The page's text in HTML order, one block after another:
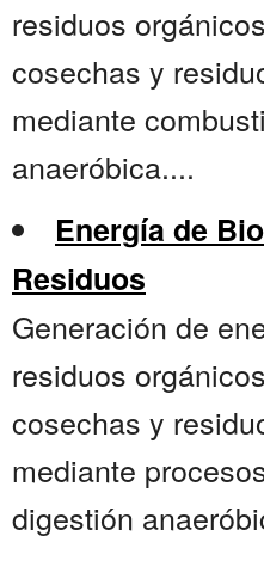
residuos
cosechas y
mediante
anaeróbica....
Energía de
Residuos
Generación de
residuos
cosechas y
mediante
digestión